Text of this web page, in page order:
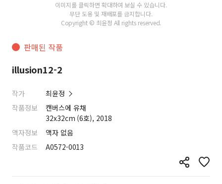
이미지를 클릭하면 확대하여 보실 수 있습니다.
무단 도용 및 재배포를 금지합니다.
Copyright © 최윤정 All rights reserved.
판매된 작품
illusion12-2
작가
최윤정
작품정보
캔버스에 유채
32x32cm (6호), 2018
액자정보
액자 없음
작품코드
A0572-0013